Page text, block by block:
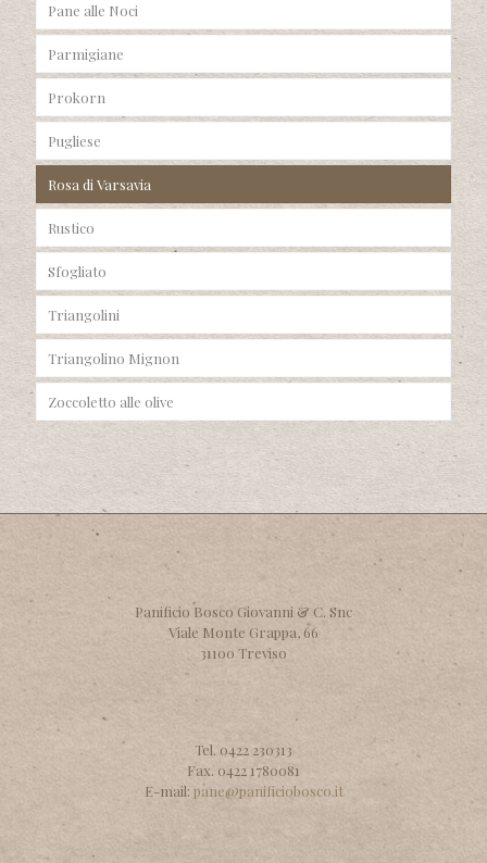
Pane alle Noci
Parmigiane
Prokorn
Pugliese
Rosa di Varsavia
Rustico
Sfogliato
Triangolini
Triangolino Mignon
Zoccoletto alle olive
Panificio Bosco Giovanni & C. Snc
Viale Monte Grappa, 66
31100 Treviso
Tel. 0422 230313
Fax. 0422 1780081
E-mail: pane@panificiobosco.it